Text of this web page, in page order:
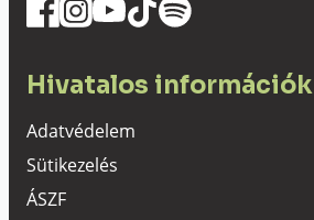
Hivatalos információk
Adatvédelem
Sütikezelés
ÁSZF